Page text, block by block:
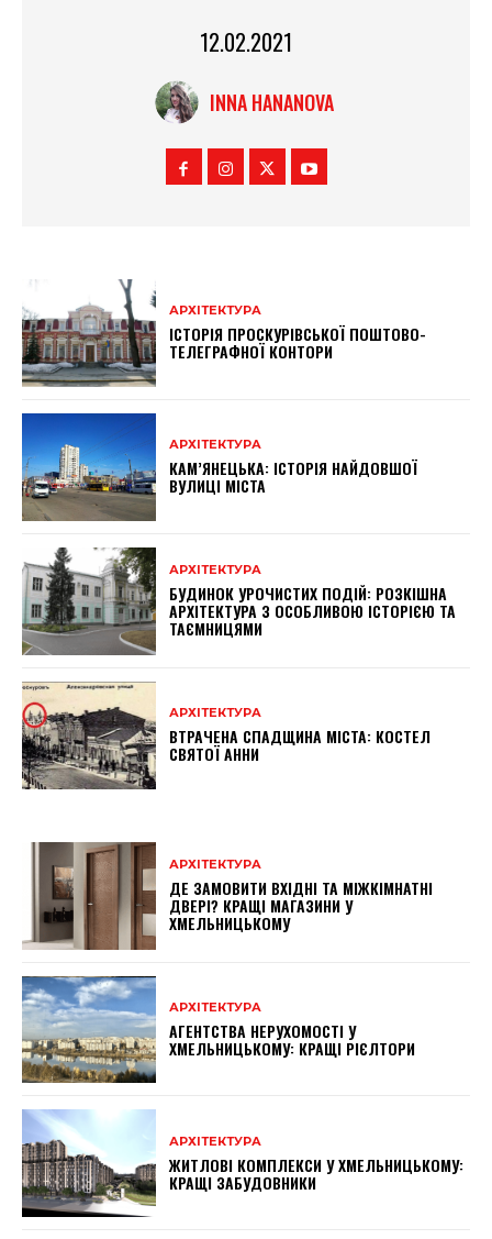
12.02.2021
INNA HANANOVA
АРХІТЕКТУРА
ІСТОРІЯ ПРОСКУРІВСЬКОЇ ПОШТОВО-
ТЕЛЕГРАФНОЇ КОНТОРИ
АРХІТЕКТУРА
КАМ’ЯНЕЦЬКА: ІСТОРІЯ НАЙДОВШОЇ
ВУЛИЦІ МІСТА
АРХІТЕКТУРА
БУДИНОК УРОЧИСТИХ ПОДІЙ: РОЗКІШНА
АРХІТЕКТУРА З ОСОБЛИВОЮ ІСТОРІЄЮ ТА
ТАЄМНИЦЯМИ
АРХІТЕКТУРА
ВТРАЧЕНА СПАДЩИНА МІСТА: КОСТЕЛ
СВЯТОЇ АННИ
АРХІТЕКТУРА
ДЕ ЗАМОВИТИ ВХІДНІ ТА МІЖКІМНАТНІ
ДВЕРІ? КРАЩІ МАГАЗИНИ У
ХМЕЛЬНИЦЬКОМУ
АРХІТЕКТУРА
АГЕНТСТВА НЕРУХОМОСТІ У
ХМЕЛЬНИЦЬКОМУ: КРАЩІ РІЄЛТОРИ
АРХІТЕКТУРА
ЖИТЛОВІ КОМПЛЕКСИ У ХМЕЛЬНИЦЬКОМУ:
КРАЩІ ЗАБУДОВНИКИ